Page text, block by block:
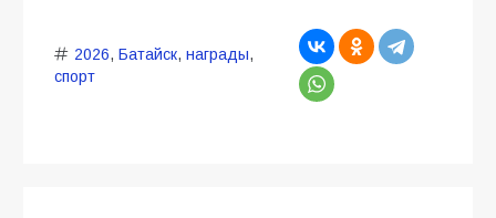
2026, Батайск, награды,
спорт